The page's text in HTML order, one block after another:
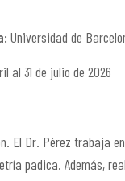
Universidad de
al 31 de julio de 2026
El Dr. Pérez trabaja
padica. Además,